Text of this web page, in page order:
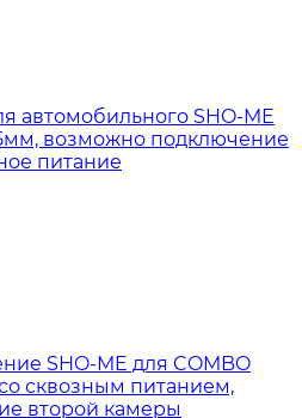
автомобильного SHO-ME
возможно подключение
питание
SHO-ME для COMBO
сквозным питанием,
второй камеры